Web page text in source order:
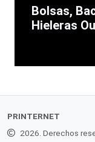
Bolsas,
Hieleras
PRINTERNET
2026. Derechos